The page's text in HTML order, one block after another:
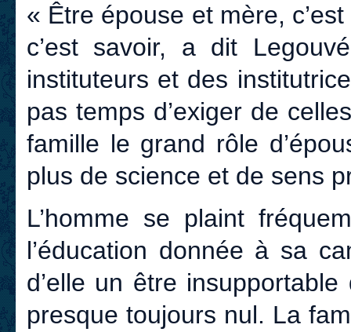
« Être épouse et mère,
c’est savoir, a dit
instituteurs et des
pas temps d’exiger de
famille le grand rôle
plus de science et de sens
L’homme se plaint
l’éducation donnée à sa
d’elle un être
presque toujours nul. La